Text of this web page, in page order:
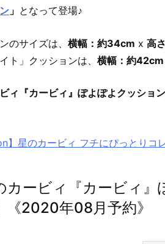
」 となって登場♪
のサイズは、 横幅：約34cm x 高
ト」クッションは、 横幅：約42cm
ィ『カービィ』ぽよぽよクッション
】星のカービィ フチにぴっとりコ
カービィ『カービィ』
《2020年08月予約》